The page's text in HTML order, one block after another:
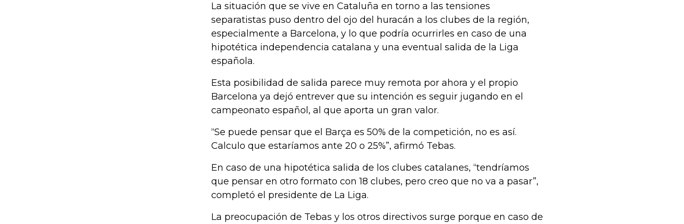
La situación que se vive en Cataluña en torno a las tensiones
separatistas puso dentro del ojo del huracán a los clubes de la región,
especialmente a Barcelona, y lo que podría ocurrirles en caso de una
hipotética independencia catalana y una eventual salida de la Liga
española.
Esta posibilidad de salida parece muy remota por ahora y el propio
Barcelona ya dejó entrever que su intención es seguir jugando en el
campeonato español, al que aporta un gran valor.
“Se puede pensar que el Barça es 50% de la competición, no es así.
Calculo que estaríamos ante 20 o 25%”, afirmó Tebas.
En caso de una hipotética salida de los clubes catalanes, “tendríamos
que pensar en otro formato con 18 clubes, pero creo que no va a pasar”,
completó el presidente de La Liga.
La preocupación de Tebas y los otros directivos surge porque en caso de